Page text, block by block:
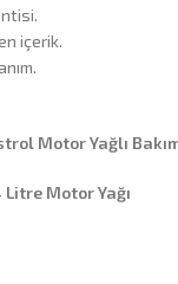
içerik.
Motor Yağlı
Motor Yağı